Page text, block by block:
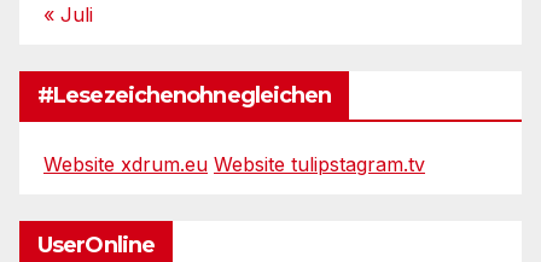
« Juli
#Lesezeichenohnegleichen
Website xdrum.eu Website tulipstagram.tv
UserOnline